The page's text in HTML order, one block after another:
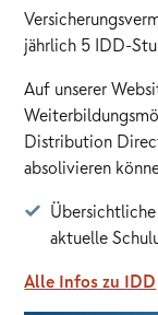
jährlich 5 IDD-
Auf unserer
Distribution
absolivieren
aktuelle
Alle Infos zu IDD